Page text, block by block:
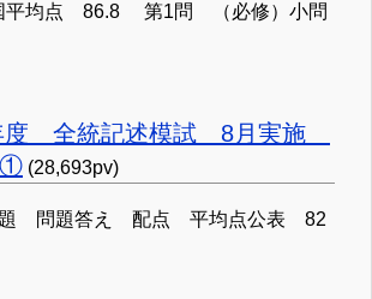
平均点 86.8 第1問 （必修）小問
度 全統記述模試 8月実施
(28,693pv)
題 問題答え 配点 平均点公表 82